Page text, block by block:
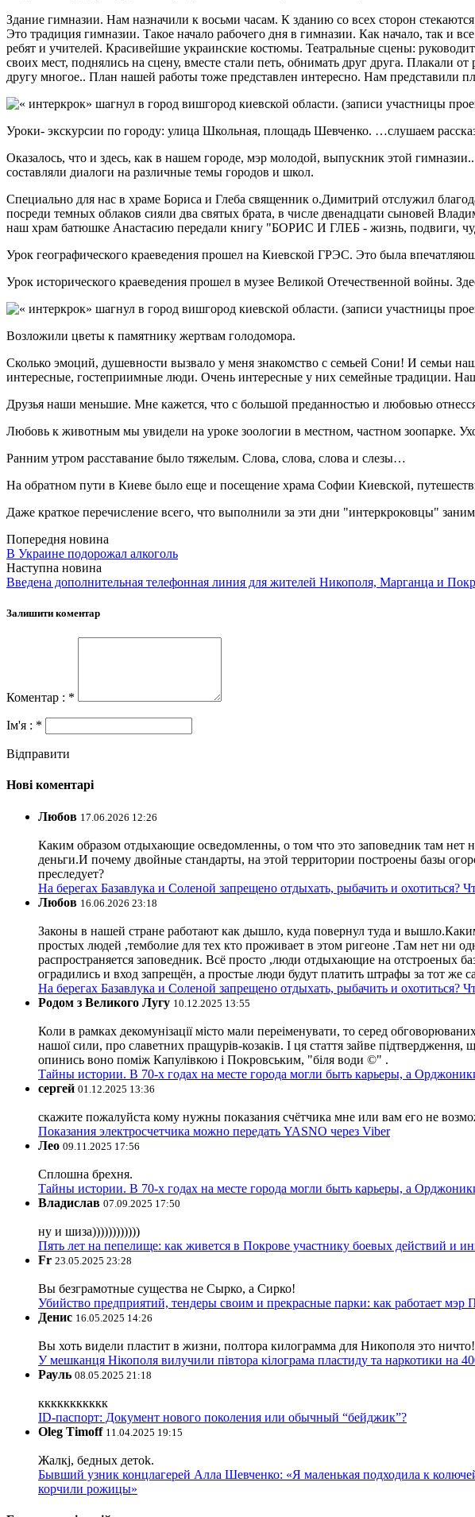
Здание гимназии. Нам назначили к восьми часам. К зданию со всех сторон
Это традиция гимназии. Такое начало рабочего дня в гимназии. Как начало, так и
ребят и учителей. Красивейшие украинские костюмы. Театральные сцены:
своих мест, поднялись на сцену, вместе стали петь, обнимать друг друга. Плакали
другу многое.. План нашей работы тоже представлен интересно. Нам представили
Уроки- экскурсии по городу: улица Школьная, площадь Шевченко. …слушаем
Оказалось, что и здесь, как в нашем городе, мэр молодой, выпускник этой
составляли диалоги на различные темы городов и школ.
Специально для нас в храме Бориса и Глеба священник о.Димитрий отслужил
посреди темных облаков сияли два святых брата, в числе двенадцати сыновей
наш храм батюшке Анастасию передали книгу "БОРИС И ГЛЕБ - жизнь, подвиги,
Урок географического краеведения прошел на Киевской ГРЭС. Это была
Урок исторического краеведения прошел в музее Великой Отечественной войны.
Возложили цветы к памятнику жертвам голодомора.
Сколько эмоций, душевности вызвало у меня знакомство с семьей Сони! И семьи
интересные, гостеприимные люди. Очень интересные у них семейные традиции.
Друзья наши меньшие. Мне кажется, что с большой преданностью и любовью
Любовь к животным мы увидели на уроке зоологии в местном, частном зоопарке.
Ранним утром расставание было тяжелым. Слова, слова, слова и слезы…
На обратном пути в Киеве было еще и посещение храма Софии Киевской,
Даже краткое перечисление всего, что выполнили за эти дни "интеркроковцы"
Попередня новина
В Украине подорожал алкоголь
Наступна новина
Введена дополнительная телефонная линия для жителей Никополя, Марганца и
Залишити коментар
Коментар : *
Ім'я : *
Відправити
Нові коментарі
Любов 17.06.2026 12:26
Каким образом отдыхающие осведомленны, о том что это заповедник там нет
деньги.И почему двойные стандарты, на этой территории построены базы
преследует?
На берегах Базавлука и Соленой запрещено отдыхать, рыбачить и охотиться?
Любов 16.06.2026 23:18
Законы в нашей стране работают как дышло, куда повернул туда и
простых людей ,темболие для тех кто проживает в этом ригеоне .Там нет ни
распространяется заповедник. Всё просто ,люди отдыхающие на отстроеных
оградились и вход запрещён, а простые люди будут платить штрафы за тот же
На берегах Базавлука и Соленой запрещено отдыхать, рыбачить и охотиться?
Родом з Великого Лугу 10.12.2025 13:55
Коли в рамках декомунізації місто мали переіменувати, то серед
нашої сили, про славетних пращурів-козаків. І ця стаття зайве
опинись воно поміж Капулівкою і Покровським, "біля води ©" .
Тайны истории. В 70-х годах на месте города могли быть карьеры, а
сергей 01.12.2025 13:36
скажите пожалуйста кому нужны показания счётчика мне или вам его не
Показания электросчетчика можно передать YASNO через Viber
Лео 09.11.2025 17:56
Сплошна брехня.
Тайны истории. В 70-х годах на месте города могли быть карьеры, а
Владислав 07.09.2025 17:50
ну и шиза))))))))))))
Пять лет на пепелище: как живется в Покрове участнику боевых действий и
Fr 23.05.2025 23:28
Вы безграмотные существа не Сырко, а Сирко!
Убийство предприятий, тендеры своим и прекрасные парки: как работает
Денис 16.05.2025 14:26
Вы хоть видели пластит в жизни, полтора килограмма для Никополя это ничто!
У мешканця Нікополя вилучили півтора кілограма пластиду та наркотики на
Рауль 08.05.2025 21:18
ккккккккккк
ID-паспорт: Документ нового поколения или обычный “бейджик”?
Oleg Timoff 11.04.2025 19:15
Жалкj, бедных детok.
Бывший узник концлагерей Алла Шевченко: «Я маленькая подходила к
корчили рожицы»